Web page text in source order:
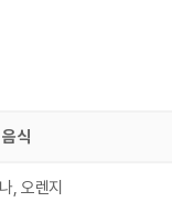
식
, 오렌지